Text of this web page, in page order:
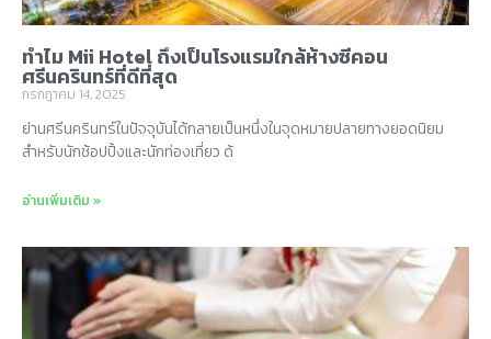
ทำไม Mii Hotel ถึงเป็นโรงแรมใกล้ห้างซีคอน
ศรีนครินทร์ที่ดีที่สุด
กรกฎาคม 14, 2025
ย่านศรีนครินทร์ในปัจจุบันได้กลายเป็นหนึ่งในจุดหมายปลายทางยอดนิยม
สำหรับนักช้อปปิ้งและนักท่องเที่ยว ด้
อ่านเพิ่มเติม »